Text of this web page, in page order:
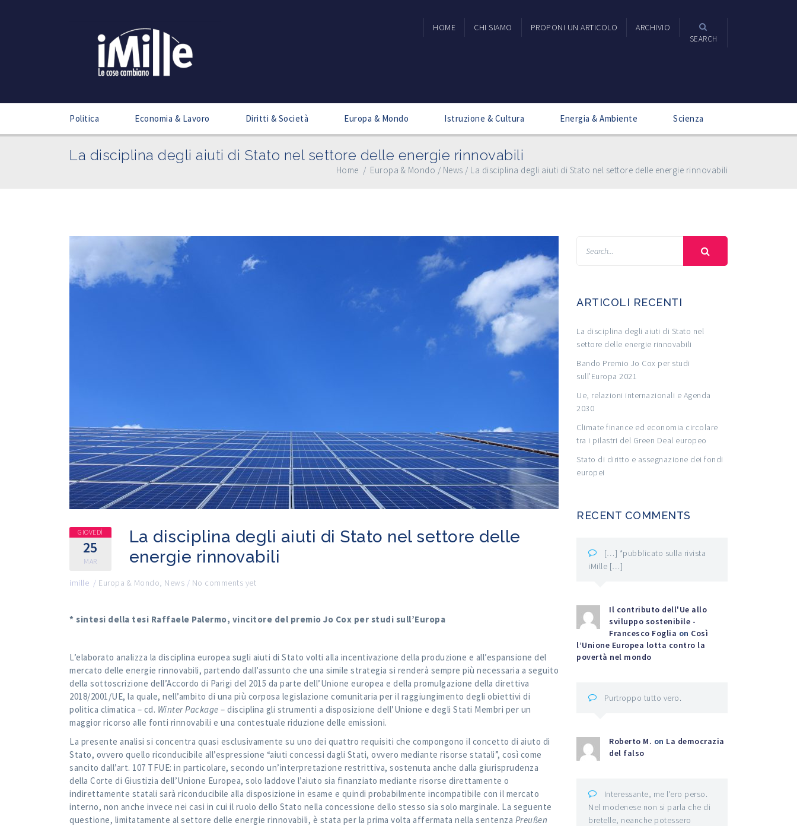
HOME CHI SIAMO PROPONI UN ARTICOLO ARCHIVIO
SEARCH
Politica Economia & Lavoro Diritti & Società Europa & Mondo Istruzione & Cultura Energia & Ambiente Scienza
La disciplina degli aiuti di Stato nel settore delle energie rinnovabili
Home / Europa & Mondo / News / La disciplina degli aiuti di Stato nel settore delle energie rinnovabili
GIOVEDÌ
25
MAR
La disciplina degli aiuti di Stato nel settore delle
energie rinnovabili
imille / Europa & Mondo, News / No comments yet
* sintesi della tesi Raffaele Palermo, vincitore del premio Jo Cox per studi sull’Europa
L’elaborato analizza la disciplina europea sugli aiuti di Stato volti alla incentivazione della produzione e all’espansione del
mercato delle energie rinnovabili, partendo dall’assunto che una simile strategia si renderà sempre più necessaria a seguito
della sottoscrizione dell’Accordo di Parigi del 2015 da parte dell’Unione europea e della promulgazione della direttiva
2018/2001/UE, la quale, nell’ambito di una più corposa legislazione comunitaria per il raggiungimento degli obiettivi di
politica climatica – cd. Winter Package – disciplina gli strumenti a disposizione dell’Unione e degli Stati Membri per un
maggior ricorso alle fonti rinnovabili e una contestuale riduzione delle emissioni.
La presente analisi si concentra quasi esclusivamente su uno dei quattro requisiti che compongono il concetto di aiuto di
Stato, ovvero quello riconducibile all’espressione “aiuti concessi dagli Stati, ovvero mediante risorse statali”, così come
sancito dall’art. 107 TFUE: in particolare, secondo un’interpretazione restrittiva, sostenuta anche dalla giurisprudenza
della Corte di Giustizia dell’Unione Europea, solo laddove l’aiuto sia finanziato mediante risorse direttamente o
indirettamente statali sarà riconducibile alla disposizione in esame e quindi probabilmente incompatibile con il mercato
interno, non anche invece nei casi in cui il ruolo dello Stato nella concessione dello stesso sia solo marginale. La seguente
questione, limitatamente al settore delle energie rinnovabili, è stata per la prima volta affermata nella sentenza Preußen
ARTICOLI RECENTI
La disciplina degli aiuti di Stato nel
settore delle energie rinnovabili
Bando Premio Jo Cox per studi
sull’Europa 2021
Ue, relazioni internazionali e Agenda
2030
Climate finance ed economia circolare
tra i pilastri del Green Deal europeo
Stato di diritto e assegnazione dei fondi
europei
RECENT COMMENTS
[…] *pubblicato sulla rivista
iMille […]
Il contributo dell'Ue allo
sviluppo sostenibile -
Francesco Foglia on Così
l’Unione Europea lotta contro la
povertà nel mondo
Purtroppo tutto vero.
Roberto M. on La democrazia
del falso
Interessante, me l'ero perso.
Nel modenese non si parla che di
bretelle, neanche potessero